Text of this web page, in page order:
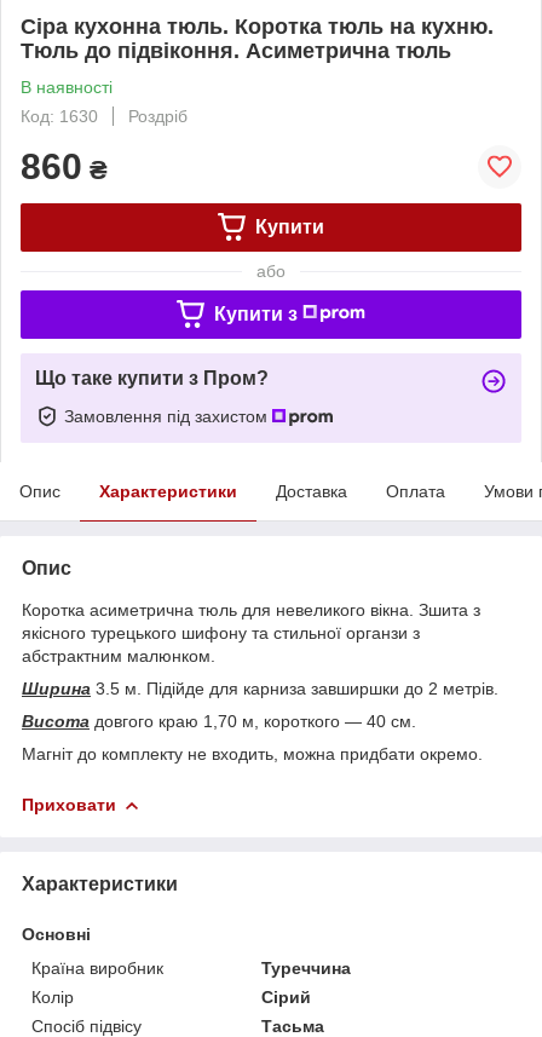
Сіра кухонна тюль. Коротка тюль на кухню.
Тюль до підвіконня. Асиметрична тюль
В наявності
Код: 1630
Роздріб
860 ₴
Купити
або
Купити з
Що таке купити з Пром?
Замовлення під захистом
Опис Характеристики Доставка Оплата Умови
Опис
Коротка асиметрична тюль для невеликого вікна. Зшита з
якісного турецького шифону та стильної органзи з
абстрактним малюнком.
Ширина 3.5 м. Підійде для карниза завширшки до 2 метрів.
Висота довгого краю 1,70 м, короткого — 40 см.
Магніт до комплекту не входить, можна придбати окремо.
Приховати
Характеристики
Основні
Країна виробник
Туреччина
Колір
Сірий
Спосіб підвісу
Тасьма